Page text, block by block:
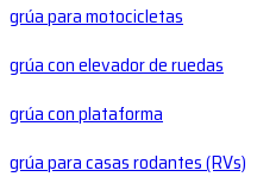
grúa para motocicletas
grúa con elevador de ruedas
grúa con plataforma
grúa para casas rodantes (RVs)